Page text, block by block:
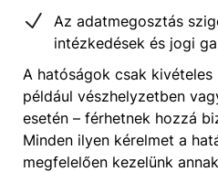
Az adatmegosztás
intézkedések és jogi
A hatóságok csak
például vészhelyzetben
esetén – férhetnek hozzá
Minden ilyen kérelmet a
megfelelően kezelünk